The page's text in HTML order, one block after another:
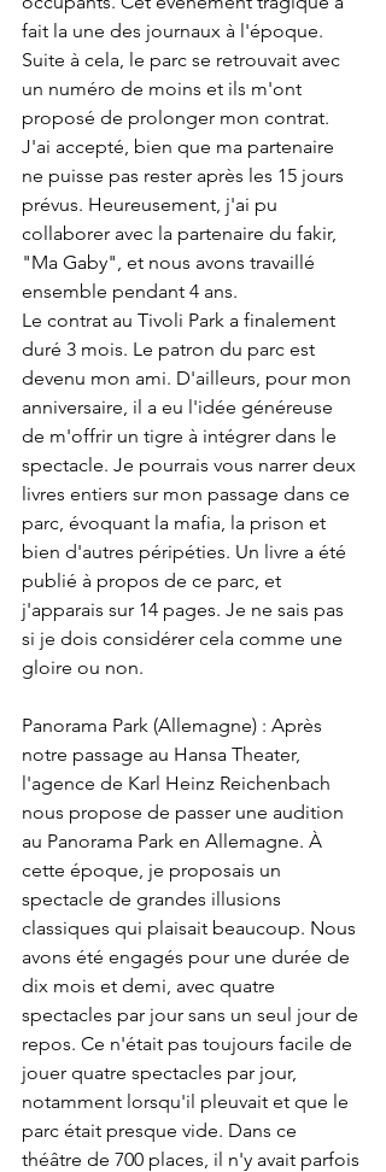
fait la une des journaux à l'époque.
Suite à cela, le parc se retrouvait avec
un numéro de moins et ils m'ont
proposé de prolonger mon contrat.
J'ai accepté, bien que ma partenaire
ne puisse pas rester après les 15 jours
prévus. Heureusement, j'ai pu
collaborer avec la partenaire du fakir,
"Ma Gaby", et nous avons travaillé
ensemble pendant 4 ans.
Le contrat au Tivoli Park a finalement
duré 3 mois. Le patron du parc est
devenu mon ami. D'ailleurs, pour mon
anniversaire, il a eu l'idée généreuse
de m'offrir un tigre à intégrer dans le
spectacle. Je pourrais vous narrer deux
livres entiers sur mon passage dans ce
parc, évoquant la mafia, la prison et
bien d'autres péripéties. Un livre a été
publié à propos de ce parc, et
j'apparais sur 14 pages. Je ne sais pas
si je dois considérer cela comme une
gloire ou non.
Panorama Park (Allemagne) : Après
notre passage au Hansa Theater,
l'agence de Karl Heinz Reichenbach
nous propose de passer une audition
au Panorama Park en Allemagne. À
cette époque, je proposais un
spectacle de grandes illusions
classiques qui plaisait beaucoup. Nous
avons été engagés pour une durée de
dix mois et demi, avec quatre
spectacles par jour sans un seul jour de
repos. Ce n'était pas toujours facile de
jouer quatre spectacles par jour,
notamment lorsqu'il pleuvait et que le
parc était presque vide. Dans ce
théâtre de 700 places, il n'y avait parfois